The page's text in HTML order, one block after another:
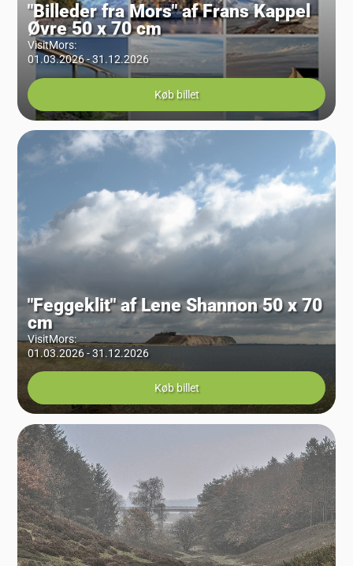
"Billeder fra Mors" af Frans Kappel
Øvre 50 x 70 cm
VisitMors:
01.03.2026 - 31.12.2026
Køb billet
"Feggeklit" af Lene Shannon 50 x 70
cm
VisitMors:
01.03.2026 - 31.12.2026
Køb billet